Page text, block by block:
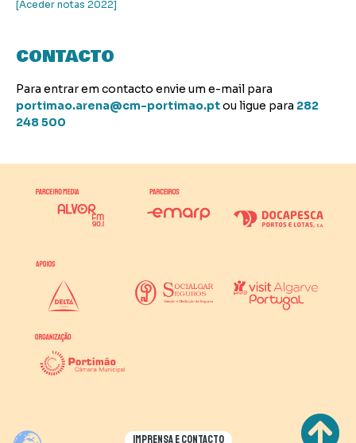
[Aceder notas 2022]
CONTACTO
Para entrar em contacto envie um e-mail para
portimao.arena@cm-portimao.ptou ligue para 282
248 500
Imprensa e contacto